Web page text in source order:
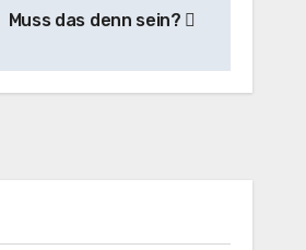
Muss das denn sein?